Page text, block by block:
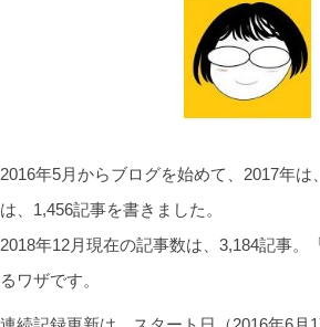
2016年5月からブログを始めて、2017年は
は、1,456記事を書きました。
2018年12月現在の記事数は、3,184記事。
るワザです。